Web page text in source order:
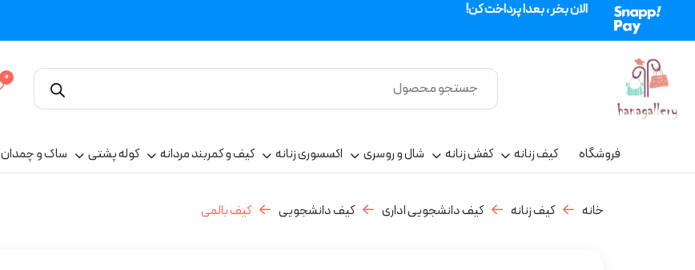
الان بخر ، بعدا پرداخت کن!
0
فروشگاه کیف زنانه کفش زنانه شال و روسری اکسسوری زنانه کیف و کمربند مردانه کوله پشتی ساک و چمدان
خانه کیف زنانه کیف دانشجویی اداری کیف دانشجویی کیف بالمی